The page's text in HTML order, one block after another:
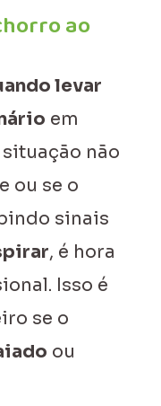
ao
levar
em
situação não
ou se o
sinais
, é hora
Isso é
se o
ou